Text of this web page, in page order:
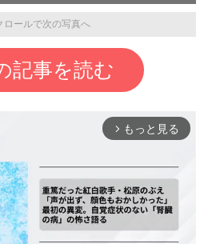
ロールで次の写真へ
記事を読む
arrow_forward_ios もっと見る